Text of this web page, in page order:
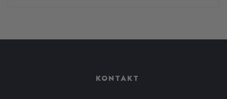
KONTAKT